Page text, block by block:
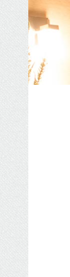
Saltar
contenido